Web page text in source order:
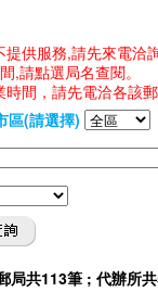
供服務,請先來電洽詢
,請點選局名查閱。
間，請先電洽各該郵
區(請選擇)
局共113筆 ; 代辦所